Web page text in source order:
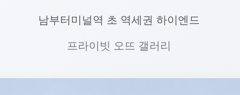
남부터미널역 초 역세권 하이엔드
프라이빗 오뜨 갤러리